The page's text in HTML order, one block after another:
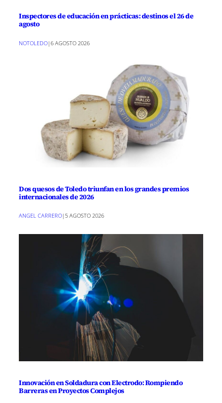
Inspectores de educación en prácticas: destinos el 26 de
agosto
NOTOLEDO|6 AGOSTO 2026
Dos quesos de Toledo triunfan en los grandes premios
internacionales de 2026
ANGEL CARRERO|5 AGOSTO 2026
Innovación en Soldadura con Electrodo: Rompiendo
Barreras en Proyectos Complejos